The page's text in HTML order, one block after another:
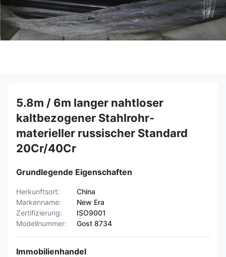
5.8m / 6m langer nahtloser
kaltbezogener Stahlrohr-
materieller russischer Standard
20Cr/40Cr
Grundlegende Eigenschaften
Herkunftsort:
China
Markenname:
New Era
Zertifizierung:
ISO9001
Modellnummer:
Gost 8734
Immobilienhandel